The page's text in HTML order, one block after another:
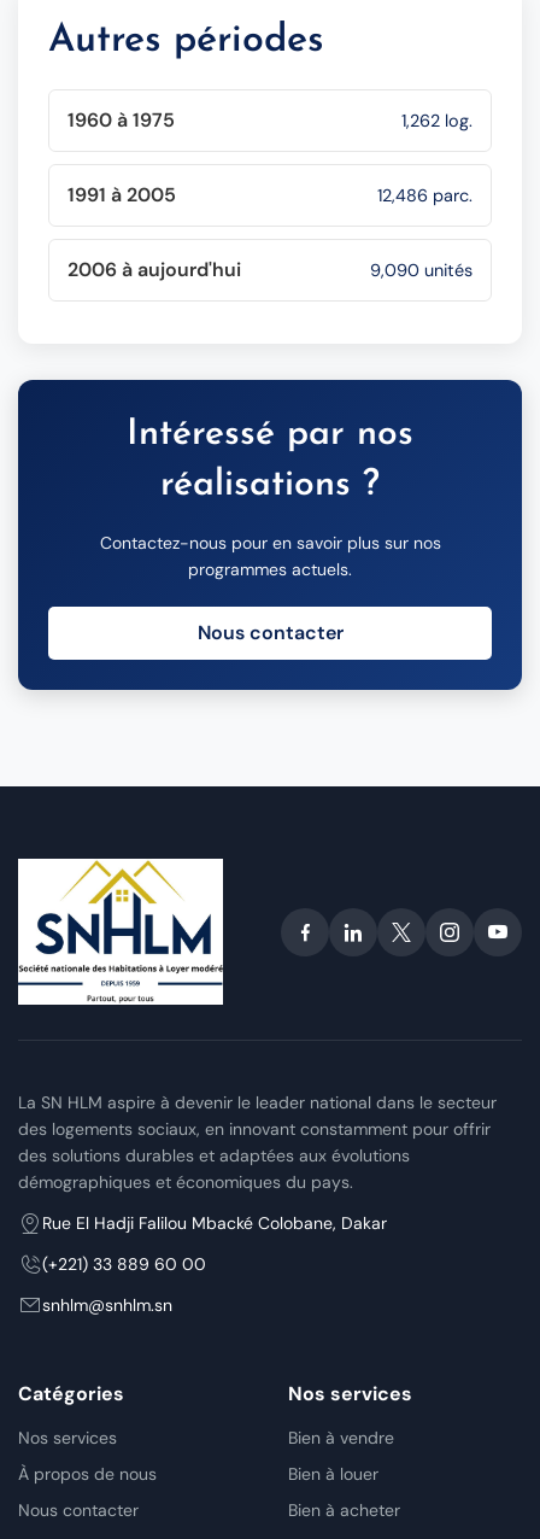
Autres périodes
1960 à 1975 1,262 log.
1991 à 2005 12,486 parc.
2006 à aujourd'hui 9,090 unités
Intéressé par nos
réalisations ?
Contactez-nous pour en savoir plus sur nos
programmes actuels.
Nous contacter
La SN HLM aspire à devenir le leader national dans le secteur
des logements sociaux, en innovant constamment pour offrir
des solutions durables et adaptées aux évolutions
démographiques et économiques du pays.
Rue El Hadji Falilou Mbacké Colobane, Dakar
(+221) 33 889 60 00
snhlm@snhlm.sn
Catégories
Nos services
À propos de nous
Nous contacter
Nos services
Bien à vendre
Bien à louer
Bien à acheter